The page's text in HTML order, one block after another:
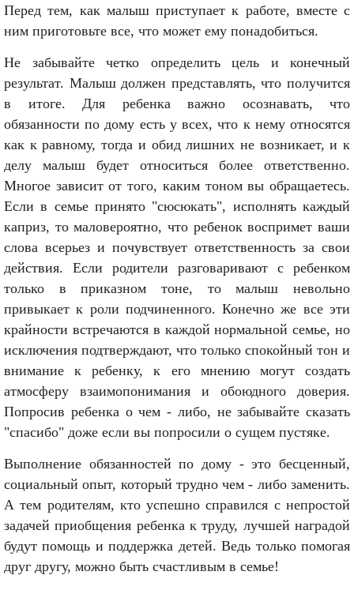
Перед тем, как малыш приступает к работе, вместе с
ним приготовьте все, что может ему понадобиться.
Не забывайте четко определить цель и конечный
результат. Малыш должен представлять, что получится
в итоге. Для ребенка важно осознавать, что
обязанности по дому есть у всех, что к нему относятся
как к равному, тогда и обид лишних не возникает, и к
делу малыш будет относиться более ответственно.
Многое зависит от того, каким тоном вы обращаетесь.
Если в семье принято "сюсюкать", исполнять каждый
каприз, то маловероятно, что ребенок воспримет ваши
слова всерьез и почувствует ответственность за свои
действия. Если родители разговаривают с ребенком
только в приказном тоне, то малыш невольно
привыкает к роли подчиненного. Конечно же все эти
крайности встречаются в каждой нормальной семье, но
исключения подтверждают, что только спокойный тон и
внимание к ребенку, к его мнению могут создать
атмосферу взаимопонимания и обоюдного доверия.
Попросив ребенка о чем - либо, не забывайте сказать
"спасибо" доже если вы попросили о сущем пустяке.
Выполнение обязанностей по дому - это бесценный,
социальный опыт, который трудно чем - либо заменить.
А тем родителям, кто успешно справился с непростой
задачей приобщения ребенка к труду, лучшей наградой
будут помощь и поддержка детей. Ведь только помогая
друг другу, можно быть счастливым в семье!